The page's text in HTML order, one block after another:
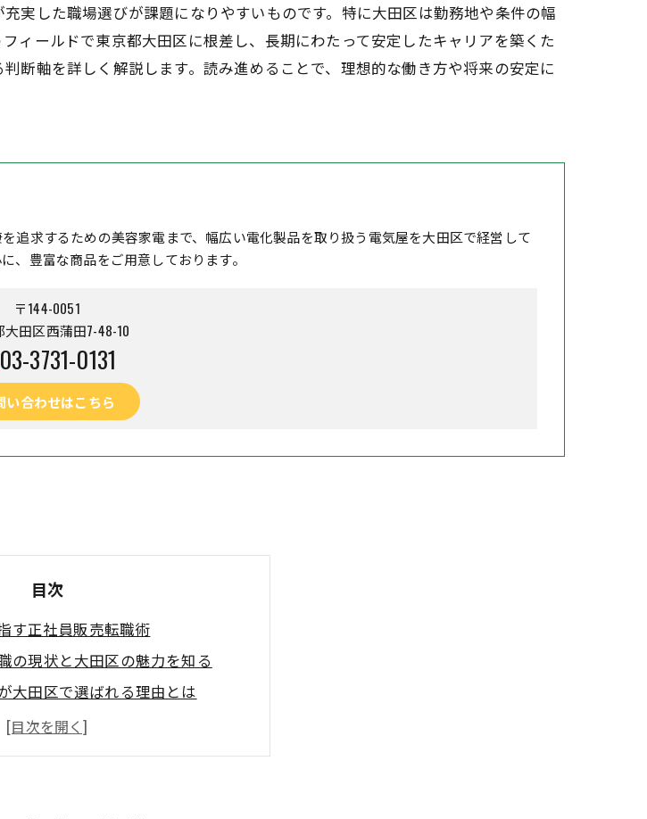
実した職場選びが課題になりやすいものです。特に大田区は勤務地や条件の幅
ィールドで東京都大田区に根差し、長期にわたって安定したキャリアを築くた
断軸を詳しく解説します。読み進めることで、理想的な働き方や将来の安定に
追求するための美容家電まで、幅広い電化製品を取り扱う電気屋を大田区で経営して
、豊富な商品をご用意しております。
〒144-0051
大田区西蒲田7-48-10
03-3731-0131
い合わせはこちら
目次
す正社員販売転職術
の現状と大田区の魅力を知る
大田区で選ばれる理由とは
指す転職活動の流れを解説
販売求人を探すコツと注意点